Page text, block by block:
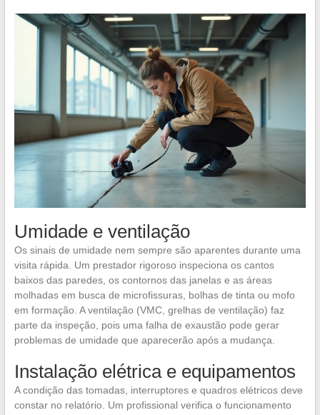
Umidade e ventilação
Os sinais de umidade nem sempre são aparentes durante uma
visita rápida. Um prestador rigoroso inspeciona os cantos
baixos das paredes, os contornos das janelas e as áreas
molhadas em busca de microfissuras, bolhas de tinta ou mofo
em formação. A ventilação (VMC, grelhas de ventilação) faz
parte da inspeção, pois uma falha de exaustão pode gerar
problemas de umidade que aparecerão após a mudança.
Instalação elétrica e equipamentos
A condição das tomadas, interruptores e quadros elétricos deve
constar no relatório. Um profissional verifica o funcionamento